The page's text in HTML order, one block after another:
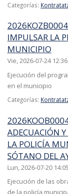
Categorías:
2026KOZB0004
IMPULSAR LA
MUNICIPIO
Vie, 2026-07-24 12:36
Ejecución del
en el municipio
Categorías:
2026KOOB0004
ADECUACIÓN
LA POLICÍA
SÓTANO DEL
Lun, 2026-07-20 14:05
Ejecución de las
de la policía